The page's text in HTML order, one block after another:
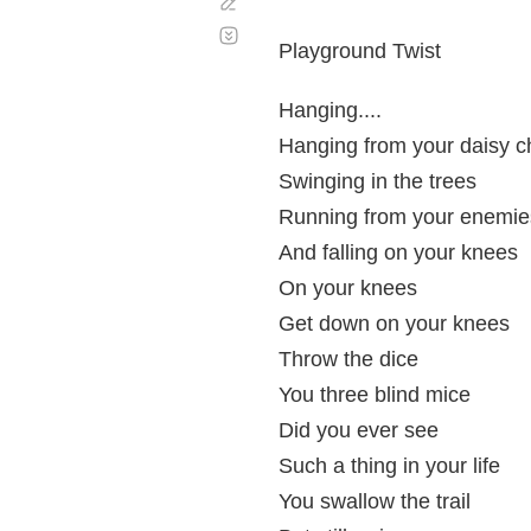
Playground Twist
Hanging....
Hanging from your daisy
Swinging in the trees
Running from your
And falling on your knees
On your knees
Get down on your knees
Throw the dice
You three blind mice
Did you ever see
Such a thing in your life
You swallow the trail
automático